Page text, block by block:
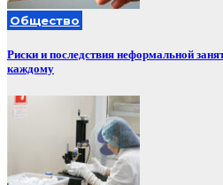
Общество
Риски и последствия неформальной
каждому